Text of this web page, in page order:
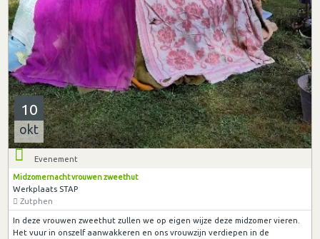
10
okt
Evenement
Midzomernacht vrouwen zweethut
Werkplaats STAP
Zutphen
In deze vrouwen zweethut zullen we op eigen wijze deze midzomer vieren.
Het vuur in onszelf aanwakkeren en ons vrouwzijn verdiepen in de